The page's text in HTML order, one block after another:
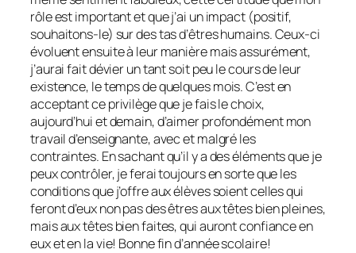
rôle est important et que j’ai un impact (positif,
souhaitons-le) sur des tas d’êtres humains. Ceux-ci
évoluent ensuite à leur manière mais assurément,
j’aurai fait dévier un tant soit peu le cours de leur
existence, le temps de quelques mois. C’est en
acceptant ce privilège que je fais le choix,
aujourd’hui et demain, d’aimer profondément mon
travail d’enseignante, avec et malgré les
contraintes. En sachant qu’il y a des éléments que je
peux contrôler, je ferai toujours en sorte que les
conditions que j’offre aux élèves soient celles qui
feront d’eux non pas des êtres aux têtes bien pleines,
mais aux têtes bien faites, qui auront confiance en
eux et en la vie! Bonne fin d’année scolaire!